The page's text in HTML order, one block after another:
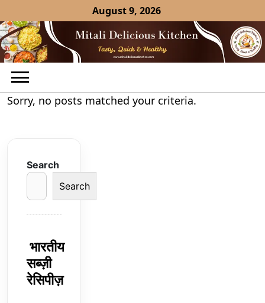
to
content
August 9, 2026
Sorry, no posts matched your criteria.
Search
Search
भारतीय
सब्ज़ी
रेसिपीज़